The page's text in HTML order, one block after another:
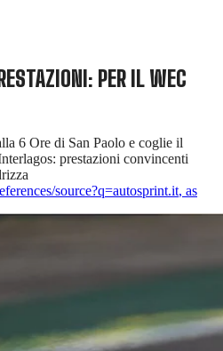
PER IL WEC
6 Ore di San Paolo e coglie il
prestazioni convincenti
source?q=autosprint.it, as